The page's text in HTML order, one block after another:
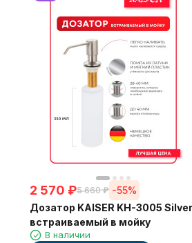
2 570 ₽5 660 ₽ -55%
Дозатор KAISER KH-3005 Silver
встраиваемый в мойку
В наличии